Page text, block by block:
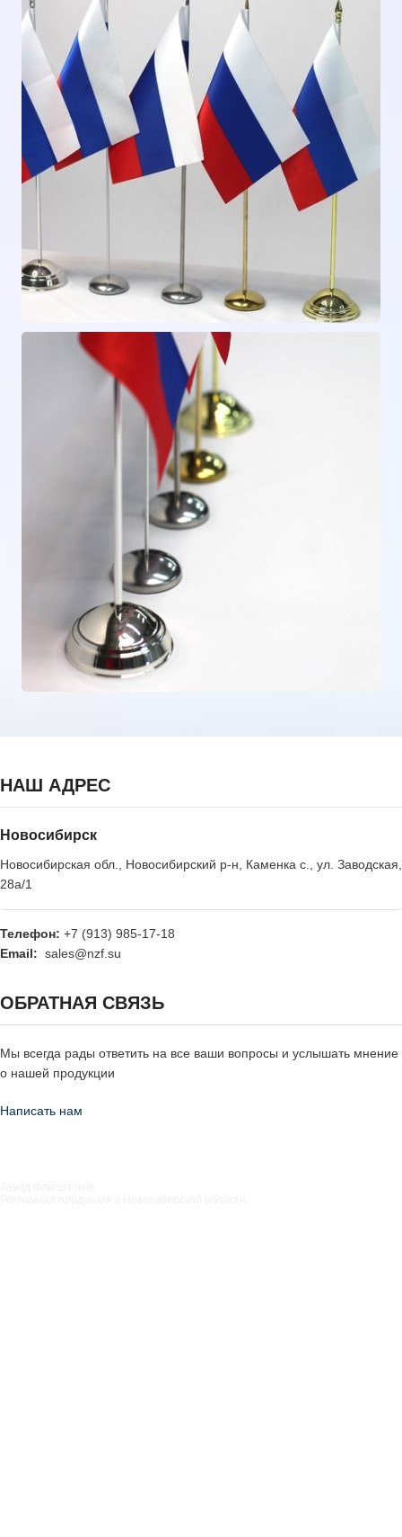
НАШ АДРЕС
Новосибирск
Новосибирская обл., Новосибирский р-н, Каменка с., ул. Заводская,
28а/1
Телефон: +7 (913) 985-17-18
Email: sales@nzf.su
ОБРАТНАЯ СВЯЗЬ
Мы всегда рады ответить на все ваши вопросы и услышать мнение
о нашей продукции
Написать нам